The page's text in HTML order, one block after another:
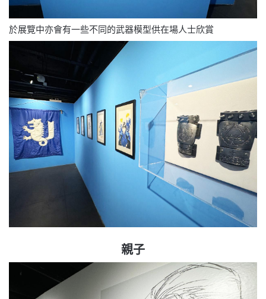
於展覽中亦會有一些不同的武器模型供在場人士欣賞
親子